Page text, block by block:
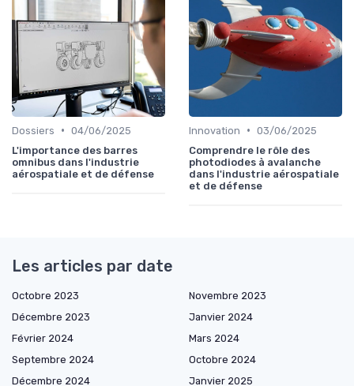
Dossiers • 04/06/2025
L'importance des barres
omnibus dans l'industrie
aérospatiale et de défense
Innovation • 03/06/2025
Comprendre le rôle des
photodiodes à avalanche
dans l'industrie aérospatiale
et de défense
Les articles par date
Octobre 2023
Novembre 2023
Décembre 2023
Janvier 2024
Février 2024
Mars 2024
Septembre 2024
Octobre 2024
Décembre 2024
Janvier 2025